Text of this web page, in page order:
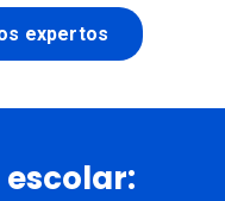
expertos